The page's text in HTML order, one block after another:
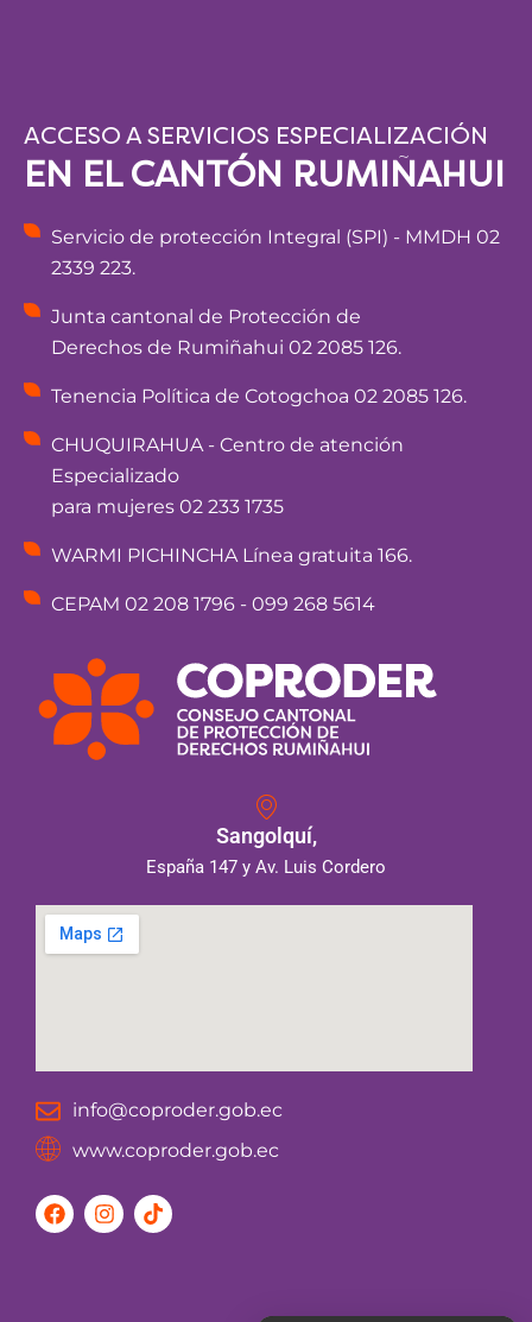
ACCESO A SERVICIOS ESPECIALIZACIÓN
EN EL CANTÓN RUMIÑAHUI
Servicio de protección Integral (SPI) - MMDH 02
2339 223.
Junta cantonal de Protección de
Derechos de Rumiñahui 02 2085 126.
Tenencia Política de Cotogchoa 02 2085 126.
CHUQUIRAHUA - Centro de atención
Especializado
para mujeres 02 233 1735
WARMI PICHINCHA Línea gratuita 166.
CEPAM 02 208 1796 - 099 268 5614
Sangolquí,
España 147 y Av. Luis Cordero
info@coproder.gob.ec
www.coproder.gob.ec
F
a
I
n
T
i